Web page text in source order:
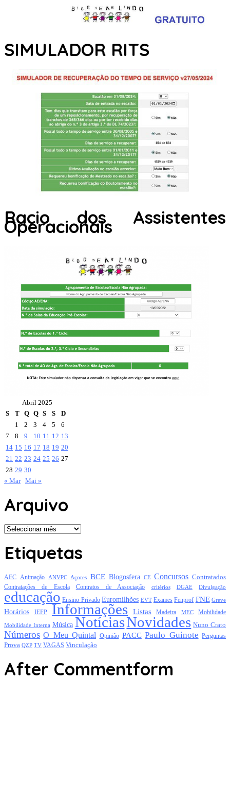
SIMULADOR RITS
Racio dos Assistentes
Operacionais
Abril 2025
S
T Q Q S S
D
1
2 3 4 5
6
7
8 9 10 11 12 13
14 15 16 17 18 19 20
21 22 23 24 25 26 27
28 29 30
« Mar Mai »
Arquivo
Arquivo
Etiquetas
AEC Animação ANVPC Açores BCE Blogosfera CE Concursos Contratados
Contratações de Escola Contratos de Associação critérios DGAE Divulgação
educação Ensino Privado Euromilhões EVT Exames Fenprof FNE Greve
Horários IEFP Informações Listas Madeira MEC Mobilidade
Mobilidade Interna Música NotíciasNovidades Nuno Crato
Números O Meu Quintal Opinião PACC Paulo Guinote Perguntas
Prova QZP TV VAGAS Vinculação
After Commentform